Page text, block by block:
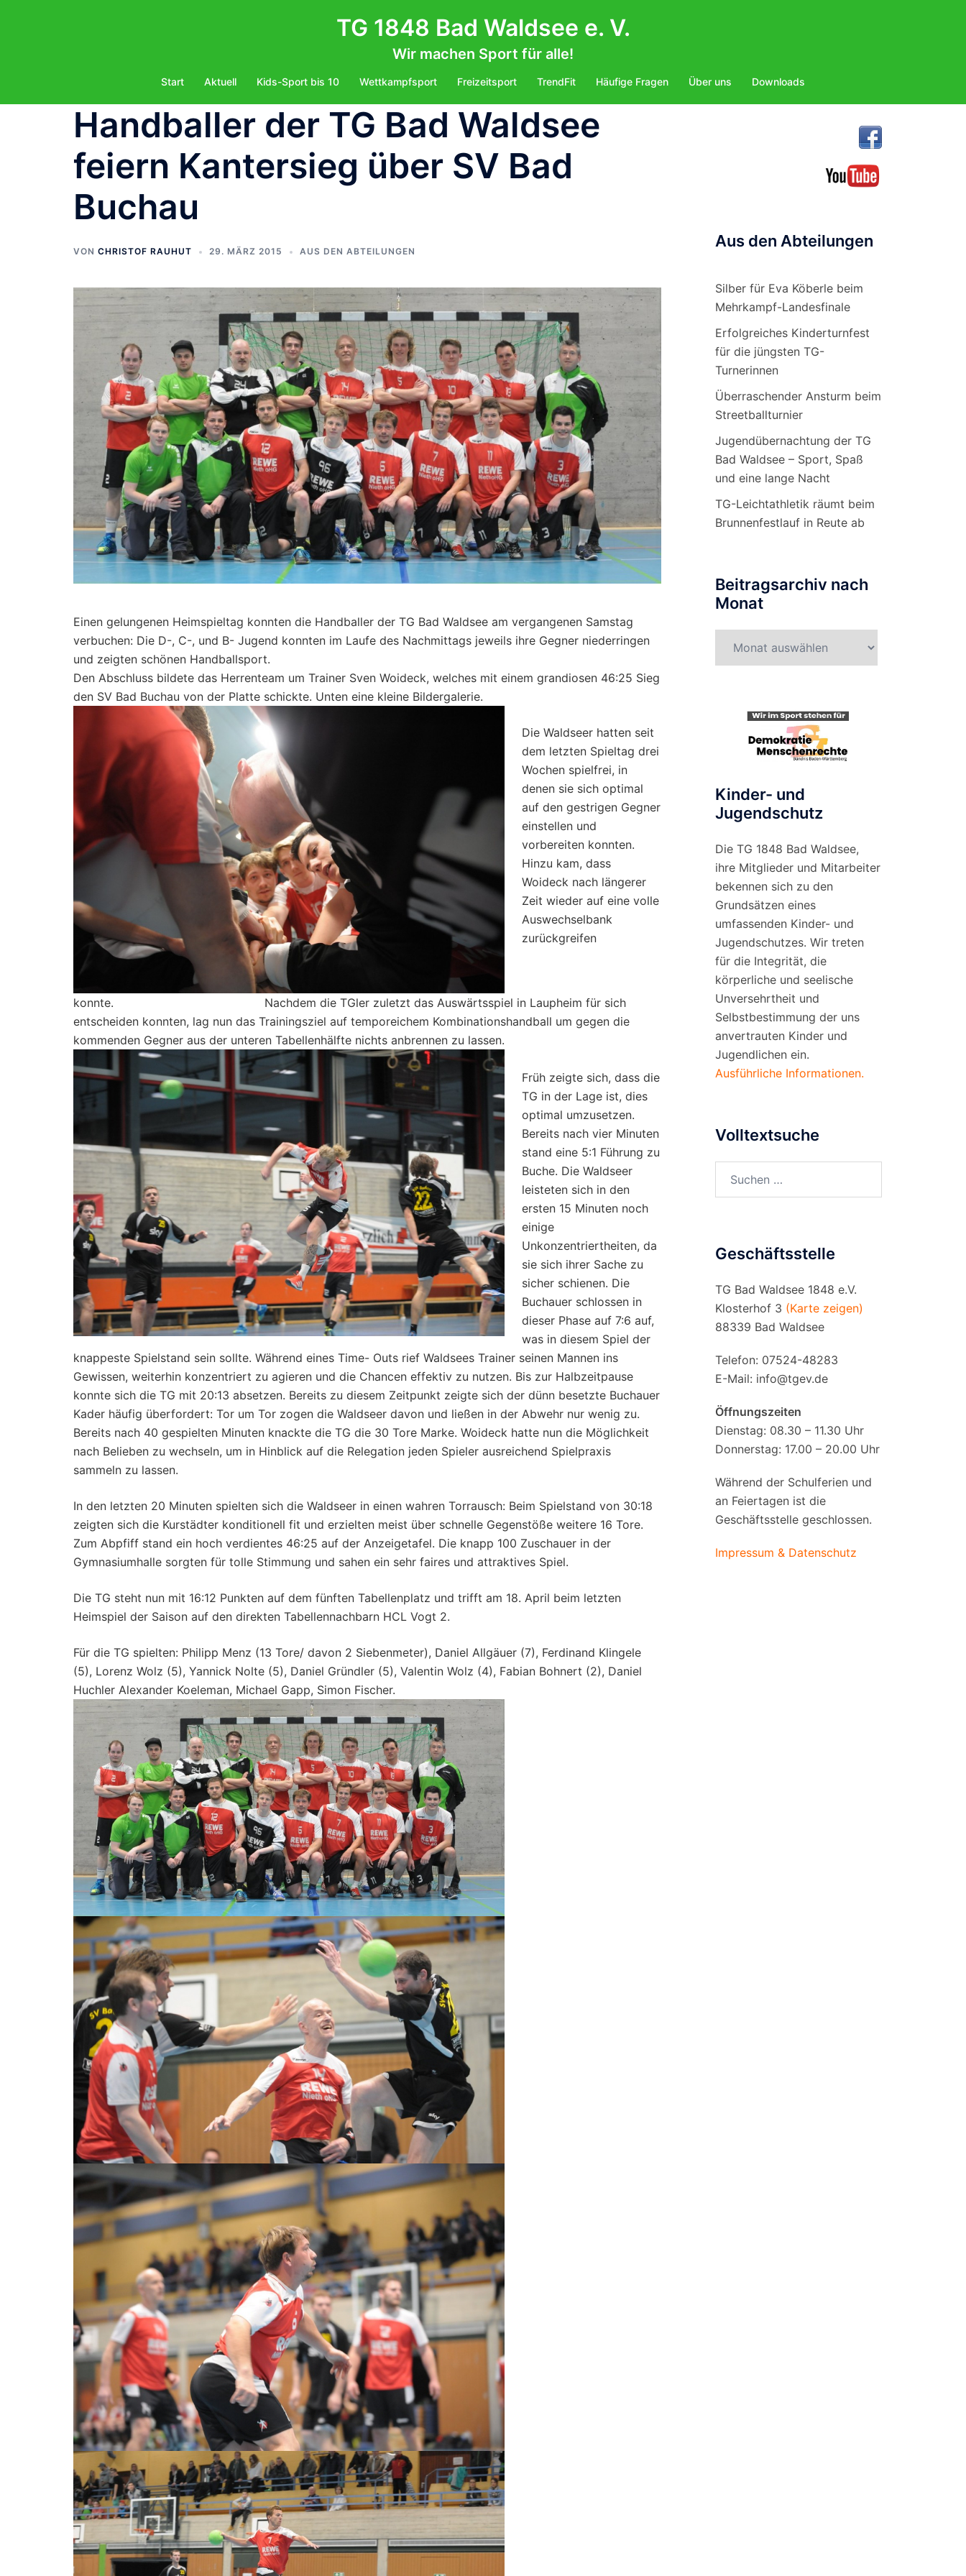
TG 1848 Bad Waldsee e. V.
Wir machen Sport für alle!
Start Aktuell Kids-Sport bis 10 Wettkampfsport Freizeitsport TrendFit Häufige Fragen Über uns Downloads
Handballer der TG Bad Waldsee
feiern Kantersieg über SV Bad
Buchau
VON CHRISTOF RAUHUT 29. MÄRZ 2015 AUS DEN ABTEILUNGEN
Einen gelungenen Heimspieltag konnten die Handballer der TG Bad Waldsee am vergangenen Samstag
verbuchen: Die D-, C-, und B- Jugend konnten im Laufe des Nachmittags jeweils ihre Gegner niederringen
und zeigten schönen Handballsport.
Den Abschluss bildete das Herrenteam um Trainer Sven Woideck, welches mit einem grandiosen 46:25 Sieg
den SV Bad Buchau von der Platte schickte. Unten eine kleine Bildergalerie.
Die Waldseer hatten seit
dem letzten Spieltag drei
Wochen spielfrei, in
denen sie sich optimal
auf den gestrigen Gegner
einstellen und
vorbereiten konnten.
Hinzu kam, dass
Woideck nach längerer
Zeit wieder auf eine volle
Auswechselbank
zurückgreifen
konnte. Nachdem die TGler zuletzt das Auswärtsspiel in Laupheim für sich
entscheiden konnten, lag nun das Trainingsziel auf temporeichem Kombinationshandball um gegen die
kommenden Gegner aus der unteren Tabellenhälfte nichts anbrennen zu lassen.
Früh zeigte sich, dass die
TG in der Lage ist, dies
optimal umzusetzen.
Bereits nach vier Minuten
stand eine 5:1 Führung zu
Buche. Die Waldseer
leisteten sich in den
ersten 15 Minuten noch
einige
Unkonzentriertheiten, da
sie sich ihrer Sache zu
sicher schienen. Die
Buchauer schlossen in
dieser Phase auf 7:6 auf,
was in diesem Spiel der
knappeste Spielstand sein sollte. Während eines Time- Outs rief Waldsees Trainer seinen Mannen ins
Gewissen, weiterhin konzentriert zu agieren und die Chancen effektiv zu nutzen. Bis zur Halbzeitpause
konnte sich die TG mit 20:13 absetzen. Bereits zu diesem Zeitpunkt zeigte sich der dünn besetzte Buchauer
Kader häufig überfordert: Tor um Tor zogen die Waldseer davon und ließen in der Abwehr nur wenig zu.
Bereits nach 40 gespielten Minuten knackte die TG die 30 Tore Marke. Woideck hatte nun die Möglichkeit
nach Belieben zu wechseln, um in Hinblick auf die Relegation jeden Spieler ausreichend Spielpraxis
sammeln zu lassen.
In den letzten 20 Minuten spielten sich die Waldseer in einen wahren Torrausch: Beim Spielstand von 30:18
zeigten sich die Kurstädter konditionell fit und erzielten meist über schnelle Gegenstöße weitere 16 Tore.
Zum Abpfiff stand ein hoch verdientes 46:25 auf der Anzeigetafel. Die knapp 100 Zuschauer in der
Gymnasiumhalle sorgten für tolle Stimmung und sahen ein sehr faires und attraktives Spiel.
Die TG steht nun mit 16:12 Punkten auf dem fünften Tabellenplatz und trifft am 18. April beim letzten
Heimspiel der Saison auf den direkten Tabellennachbarn HCL Vogt 2.
Für die TG spielten: Philipp Menz (13 Tore/ davon 2 Siebenmeter), Daniel Allgäuer (7), Ferdinand Klingele
(5), Lorenz Wolz (5), Yannick Nolte (5), Daniel Gründler (5), Valentin Wolz (4), Fabian Bohnert (2), Daniel
Huchler Alexander Koeleman, Michael Gapp, Simon Fischer.
Aus den Abteilungen
Silber für Eva Köberle beim
Mehrkampf-Landesfinale
Erfolgreiches Kinderturnfest
für die jüngsten TG-
Turnerinnen
Überraschender Ansturm beim
Streetballturnier
Jugendübernachtung der TG
Bad Waldsee – Sport, Spaß
und eine lange Nacht
TG-Leichtathletik räumt beim
Brunnenfestlauf in Reute ab
Beitragsarchiv nach
Monat
nach
Kinder- und
Jugendschutz
Die TG 1848 Bad Waldsee,
ihre Mitglieder und Mitarbeiter
bekennen sich zu den
Grundsätzen eines
umfassenden Kinder- und
Jugendschutzes. Wir treten
für die Integrität, die
körperliche und seelische
Unversehrtheit und
Selbstbestimmung der uns
anvertrauten Kinder und
Jugendlichen ein.
Ausführliche Informationen.
Volltextsuche
nach:
Geschäftsstelle
TG Bad Waldsee 1848 e.V.
Klosterhof 3 (Karte zeigen)
88339 Bad Waldsee
Telefon: 07524-48283
E-Mail: info@tgev.de
Öffnungszeiten
Dienstag: 08.30 – 11.30 Uhr
Donnerstag: 17.00 – 20.00 Uhr
Während der Schulferien und
an Feiertagen ist die
Geschäftsstelle geschlossen.
Impressum & Datenschutz